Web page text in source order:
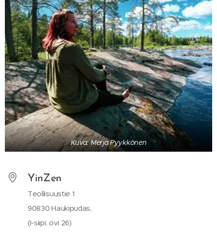
Kuva: Merja Pyykkönen
YinZen
Teollisuustie 1
90830 Haukipudas,
(I-siipi, ovi 26)